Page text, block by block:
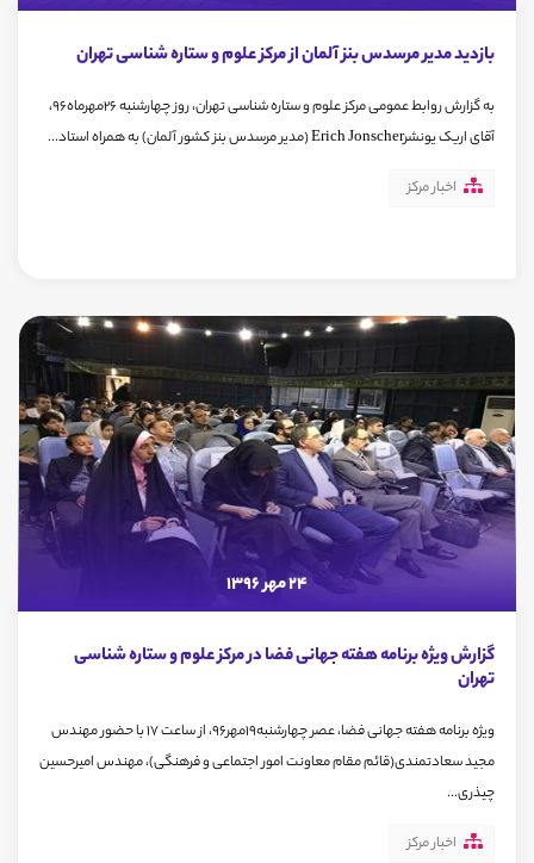
بازدید مدیر مرسدس بنز آلمان از مرکز علوم و ستاره شناسی تهران
به گزارش روابط عمومی مرکز علوم و ستاره شناسی تهران، روز چهارشنبه 26مهرماه96،
آقای اریک یونشرErich Jonscher (مدیر مرسدس بنز کشور آلمان) به همراه استاد...
اخبار مرکز
24 مهر 1396
گزارش ویژه برنامه هفته جهانی فضا در مرکز علوم و ستاره شناسی
تهران
ويژه برنامه هفته جهانی فضا، عصر چهارشنبه19مهر96، از ساعت 17 با حضور مهندس
مجید سعادتمندی(قائم مقام معاونت امور اجتماعی و فرهنگی)، مهندس امیرحسین
چیذری...
اخبار مرکز